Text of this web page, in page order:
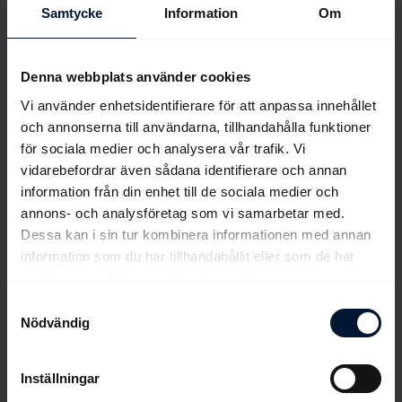
Samtycke Information Om
Denna webbplats använder cookies
Vi använder enhetsidentifierare för att anpassa innehållet
och annonserna till användarna, tillhandahålla funktioner
för sociala medier och analysera vår trafik. Vi
vidarebefordrar även sådana identifierare och annan
information från din enhet till de sociala medier och
annons- och analysföretag som vi samarbetar med.
Dessa kan i sin tur kombinera informationen med annan
information som du har tillhandahållit eller som de har
Nödvändig
Inställningar
2019-09-14Det är Championship Weekend på Irland och
programmet. Det ble...
<< < 203 204 205 206 207 208 209
211 212 > >>